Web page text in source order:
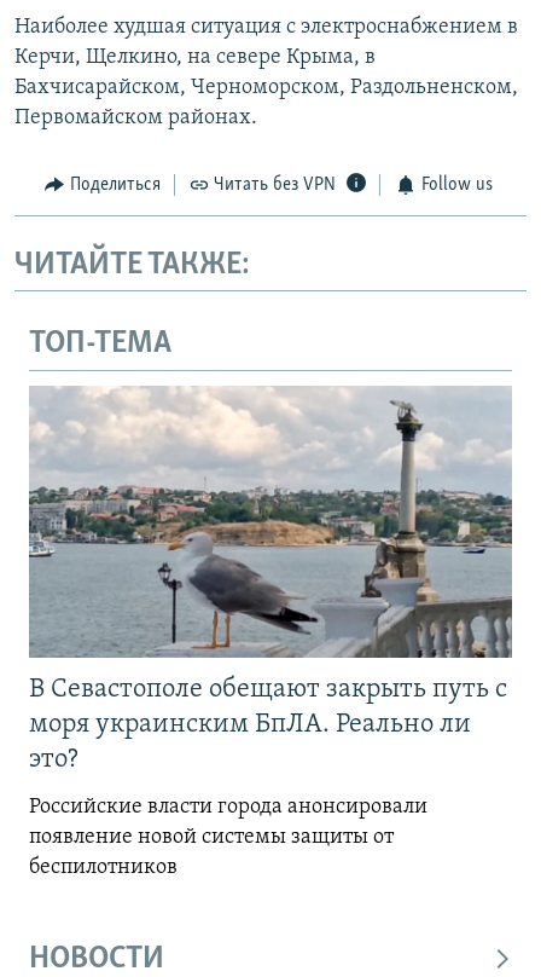
Наиболее худшая ситуация с электроснабжением в
Керчи, Щелкино, на севере Крыма, в
Бахчисарайском, Черноморском, Раздольненском,
Первомайском районах.
Поделиться Читать без VPN Follow us
ЧИТАЙТЕ ТАКЖЕ:
ТОП-ТЕМА
В Севастополе обещают закрыть путь с
моря украинским БпЛА. Реально ли
это?
Российские власти города анонсировали
появление новой системы защиты от
беспилотников
НОВОСТИ